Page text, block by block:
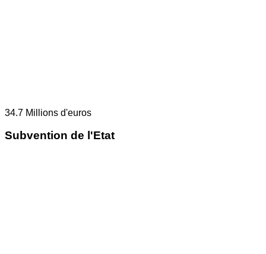
34.7 Millions d'euros
Subvention de l'Etat